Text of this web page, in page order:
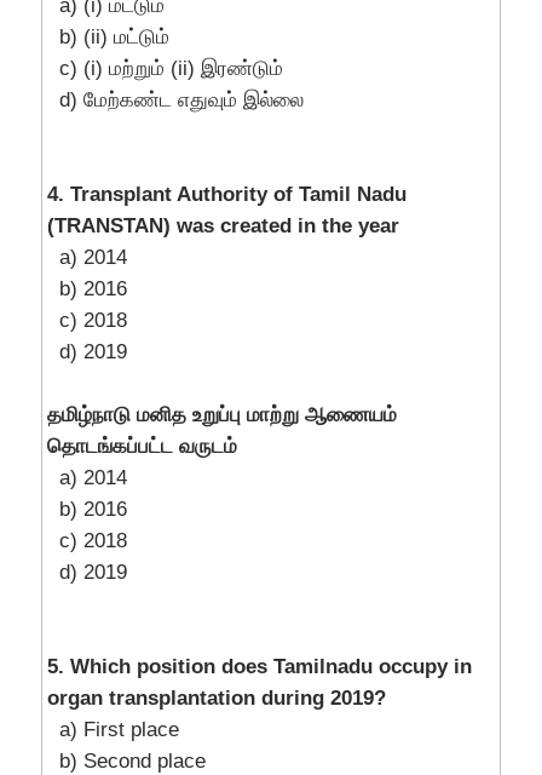
a) (i) மட்டும்
b) (ii) மட்டும்
c) (i) மற்றும் (ii) இரண்டும்
d) மேற்கண்ட எதுவும் இல்லை
4. Transplant Authority of Tamil Nadu
(TRANSTAN) was created in the year
a) 2014
b) 2016
c) 2018
d) 2019
தமிழ்நாடு மனித உறுப்பு மாற்று ஆணையம்
தொடங்கப்பட்ட வருடம்
a) 2014
b) 2016
c) 2018
d) 2019
5. Which position does Tamilnadu occupy in
organ transplantation during 2019?
a) First place
b) Second place